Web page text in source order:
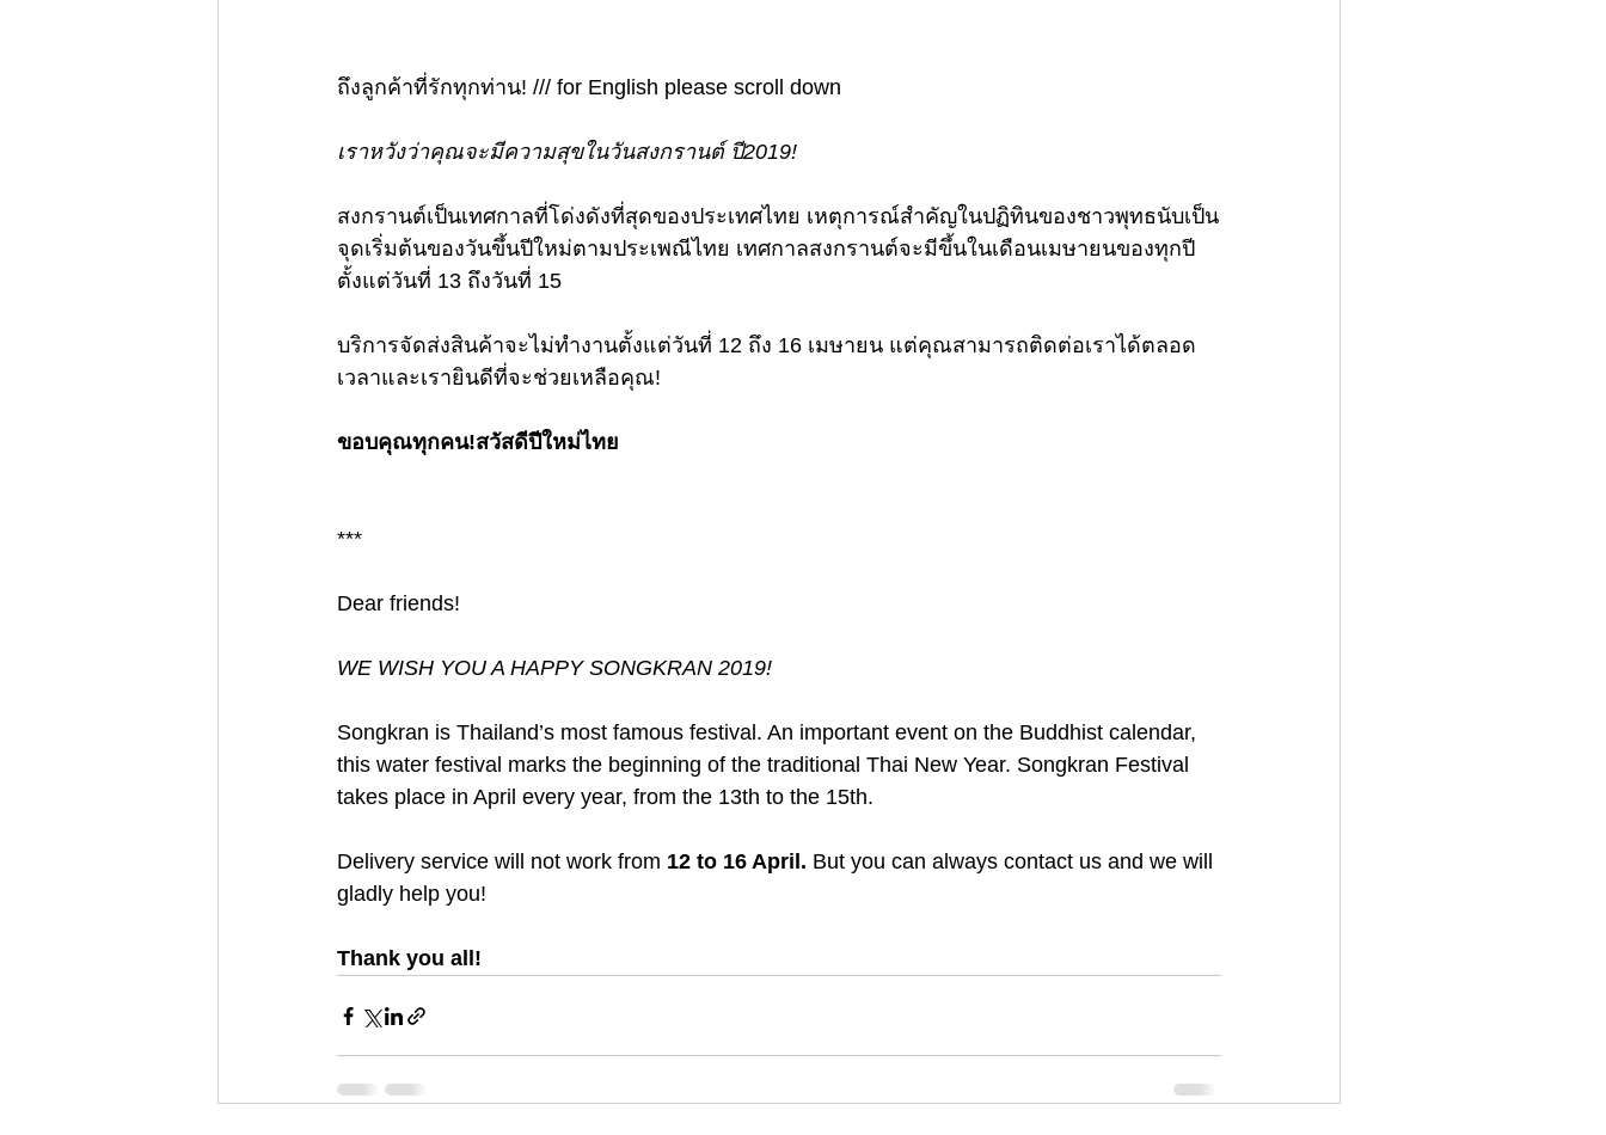
ถึงลูกค้าที่รักทุกท่าน! /// for English please scroll down
เราหวังว่าคุณจะมีความสุขในวันสงกรานต์ ปี2019!
สงกรานต์เป็นเทศกาลที่โด่งดังที่สุดของประเทศไทย เหตุการณ์สำคัญในปฏิทินของชาวพุทธนับเป็น
จุดเริ่มต้นของวันขึ้นปีใหม่ตามประเพณีไทย เทศกาลสงกรานต์จะมีขึ้นในเดือนเมษายนของทุกปี
ตั้งแต่วันที่ 13 ถึงวันที่ 15
บริการจัดส่งสินค้าจะไม่ทำงานตั้งแต่วันที่ 12 ถึง 16 เมษายน แต่คุณสามารถติดต่อเราได้ตลอด
เวลาและเรายินดีที่จะช่วยเหลือคุณ!
ขอบคุณทุกคน!สวัสดีปีใหม่ไทย
***
Dear friends!
WE WISH YOU A HAPPY SONGKRAN 2019!
Songkran is Thailand’s most famous festival. An important event on the Buddhist calendar,
this water festival marks the beginning of the traditional Thai New Year. Songkran Festival
takes place in April every year, from the 13th to the 15th.
Delivery service will not work from 12 to 16 April. But you can always contact us and we will
gladly help you!
Thank you all!